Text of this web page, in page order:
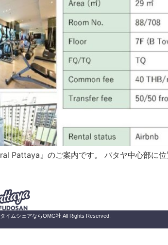
Pattaya』のご案内です。 パタヤ中心部に
イムシェアならOMG社 All Rights Reserved.